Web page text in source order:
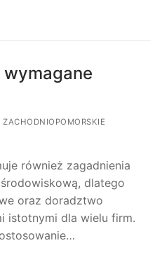
wymagane
ZACHODNIOPOMORSKIE
również zagadnienia
dlatego
oraz doradztwo
istotnymi dla wielu firm.